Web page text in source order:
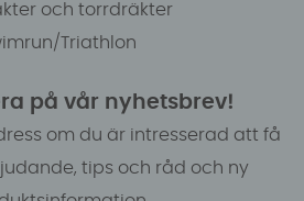
och torrdräkter
Triathlon
på vår nyhetsbrev!
om du är intresserad att få
tips och råd och ny